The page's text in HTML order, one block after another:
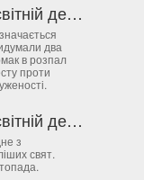
21 листопада - Всесвітній день привітань
два
в розпал
проти
19 листопада - Всесвітній день туалету
з
свят.